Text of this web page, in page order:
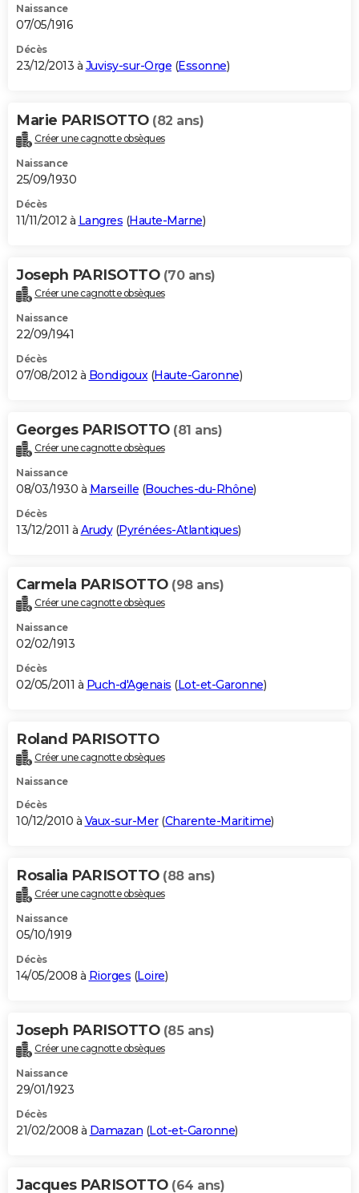
Naissance
07/05/1916
Décès
23/12/2013 à Juvisy-sur-Orge (Essonne)
Marie PARISOTTO (82 ans)
Créer une cagnotte obsèques
Naissance
25/09/1930
Décès
11/11/2012 à Langres (Haute-Marne)
Joseph PARISOTTO (70 ans)
Créer une cagnotte obsèques
Naissance
22/09/1941
Décès
07/08/2012 à Bondigoux(Haute-Garonne)
Georges PARISOTTO (81 ans)
Créer une cagnotte obsèques
Naissance
08/03/1930 à Marseille (Bouches-du-Rhône)
Décès
13/12/2011 à Arudy(Pyrénées-Atlantiques)
Carmela PARISOTTO (98 ans)
Créer une cagnotte obsèques
Naissance
02/02/1913
Décès
02/05/2011 à Puch-d'Agenais (Lot-et-Garonne)
Roland PARISOTTO
Créer une cagnotte obsèques
Naissance
Décès
10/12/2010 à Vaux-sur-Mer(Charente-Maritime)
Rosalia PARISOTTO (88 ans)
Créer une cagnotte obsèques
Naissance
05/10/1919
Décès
14/05/2008 à Riorges (Loire)
Joseph PARISOTTO (85 ans)
Créer une cagnotte obsèques
Naissance
29/01/1923
Décès
21/02/2008 à Damazan (Lot-et-Garonne)
Jacques PARISOTTO (64 ans)